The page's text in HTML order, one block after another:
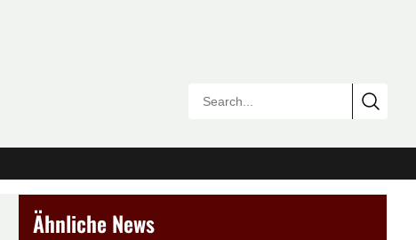
Ähnliche News